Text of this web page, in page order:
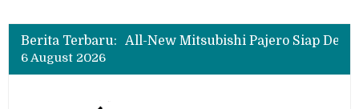
Berita Terbaru:
6 August 2026